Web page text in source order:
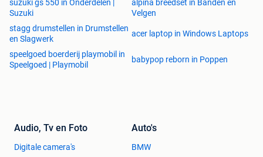
suzuki gs 550 in Onderdelen |
Suzuki
alpina breedset in Banden en
Velgen
stagg drumstellen in Drumstellen
en Slagwerk
acer laptop in Windows Laptops
speelgoed boerderij playmobil in
Speelgoed | Playmobil
babypop reborn in Poppen
Audio, Tv en Foto
Digitale camera's
Auto's
BMW